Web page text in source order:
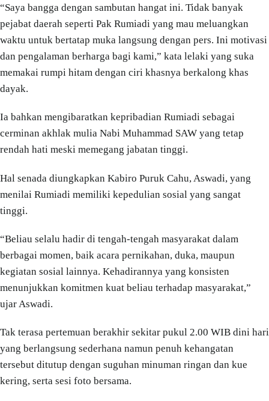
“Saya bangga dengan sambutan hangat ini. Tidak banyak
pejabat daerah seperti Pak Rumiadi yang mau meluangkan
waktu untuk bertatap muka langsung dengan pers. Ini motivasi
dan pengalaman berharga bagi kami,” kata lelaki yang suka
memakai rumpi hitam dengan ciri khasnya berkalong khas
dayak.
Ia bahkan mengibaratkan kepribadian Rumiadi sebagai
cerminan akhlak mulia Nabi Muhammad SAW yang tetap
rendah hati meski memegang jabatan tinggi.
Hal senada diungkapkan Kabiro Puruk Cahu, Aswadi, yang
menilai Rumiadi memiliki kepedulian sosial yang sangat
tinggi.
“Beliau selalu hadir di tengah-tengah masyarakat dalam
berbagai momen, baik acara pernikahan, duka, maupun
kegiatan sosial lainnya. Kehadirannya yang konsisten
menunjukkan komitmen kuat beliau terhadap masyarakat,”
ujar Aswadi.
Tak terasa pertemuan berakhir sekitar pukul 2.00 WIB dini hari
yang berlangsung sederhana namun penuh kehangatan
tersebut ditutup dengan suguhan minuman ringan dan kue
kering, serta sesi foto bersama.